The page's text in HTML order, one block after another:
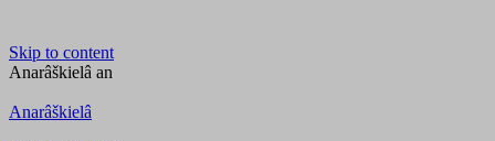
Skip to content
Anarâškielâ an
Anarâškielâ